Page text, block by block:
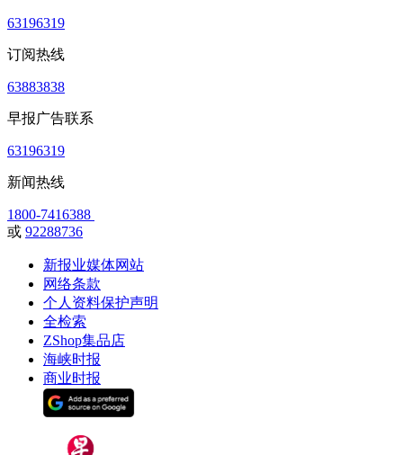
63196319
订阅热线
63883838
早报广告联系
63196319
新闻热线
1800-7416388
或 92288736
新报业媒体网站
网络条款
个人资料保护声明
全检索
ZShop集品店
海峡时报
商业时报